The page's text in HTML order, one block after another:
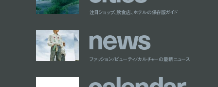
注目ショップ、飲食店、ホテルの保存版ガイド
news
ファッション/ビューティ/カルチャーの最新ニュース